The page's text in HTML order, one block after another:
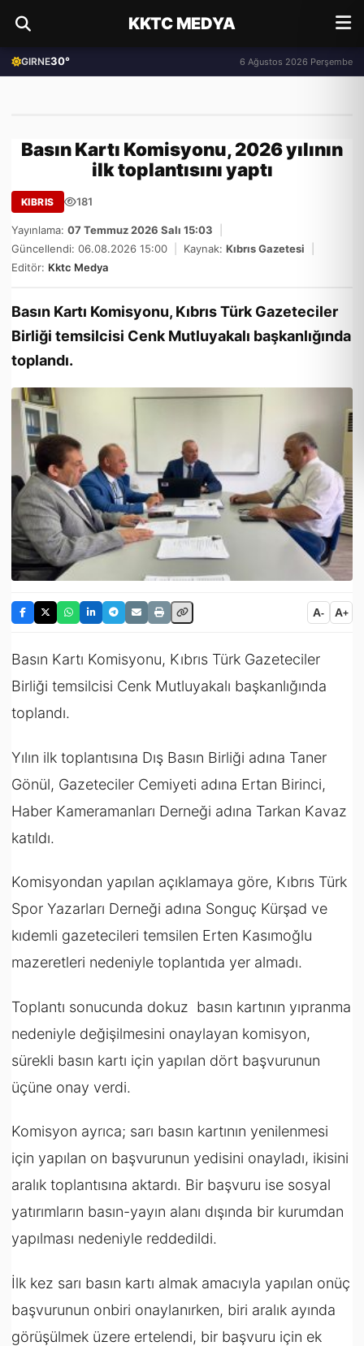
KKTC MEDYA
GIRNE30° 6 Ağustos 2026 Perşembe
Basın Kartı Komisyonu, 2026 yılının
ilk toplantısını yaptı
KIBRIS 181
Yayınlama: 07 Temmuz 2026 Salı 15:03
Güncellendi: 06.08.2026 15:00
Kaynak: Kıbrıs Gazetesi
Editör: Kktc Medya
Basın Kartı Komisyonu, Kıbrıs Türk Gazeteciler
Birliği temsilcisi Cenk Mutluyakalı başkanlığında
toplandı.
A- A+
Basın Kartı Komisyonu, Kıbrıs Türk Gazeteciler
Birliği temsilcisi Cenk Mutluyakalı başkanlığında
toplandı.
Yılın ilk toplantısına Dış Basın Birliği adına Taner
Gönül, Gazeteciler Cemiyeti adına Ertan Birinci,
Haber Kameramanları Derneği adına Tarkan Kavaz
katıldı.
Komisyondan yapılan açıklamaya göre, Kıbrıs Türk
Spor Yazarları Derneği adına Songuç Kürşad ve
kıdemli gazetecileri temsilen Erten Kasımoğlu
mazeretleri nedeniyle toplantıda yer almadı.
Toplantı sonucunda dokuz basın kartının yıpranma
nedeniyle değişilmesini onaylayan komisyon,
sürekli basın kartı için yapılan dört başvurunun
üçüne onay verdi.
Komisyon ayrıca; sarı basın kartının yenilenmesi
için yapılan on başvurunun yedisini onayladı, ikisini
aralık toplantısına aktardı. Bir başvuru ise sosyal
yatırımların basın-yayın alanı dışında bir kurumdan
yapılması nedeniyle reddedildi.
İlk kez sarı basın kartı almak amacıyla yapılan onüç
başvurunun onbiri onaylanırken, biri aralık ayında
görüşülmek üzere ertelendi, bir başvuru için ek